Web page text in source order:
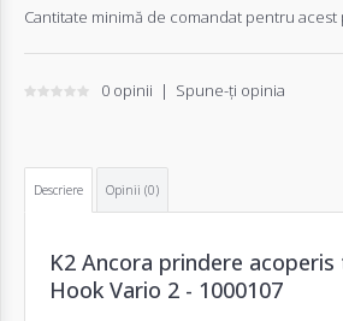
Cantitate minimă de comandat pentru
0 opinii | Spune-ţi opinia
Descriere Opinii (0)
K2 Ancora prindere
Hook Vario 2 - 1000107